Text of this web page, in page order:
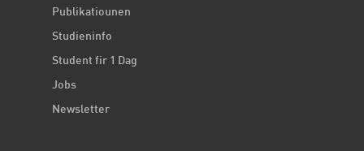
Publikatiounen
Studieninfo
Student fir 1 Dag
Jobs
Newsletter